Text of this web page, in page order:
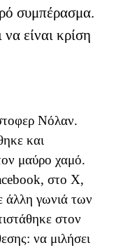
συμπέρασμα.
είναι κρίση
Νόλαν.
και
μαύρο χαμό.
στο X,
άλλη γωνιά των
στον
να μιλήσει